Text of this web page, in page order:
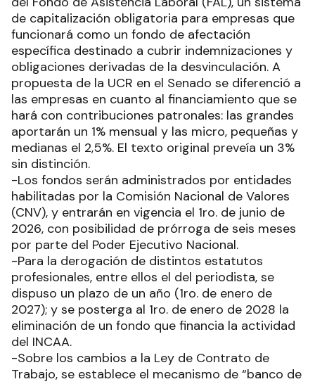
de capitalización obligatoria para empresas que
funcionará como un fondo de afectación
específica destinado a cubrir indemnizaciones y
obligaciones derivadas de la desvinculación. A
propuesta de la UCR en el Senado se diferenció a
las empresas en cuanto al financiamiento que se
hará con contribuciones patronales: las grandes
aportarán un 1% mensual y las micro, pequeñas y
medianas el 2,5%. El texto original preveía un 3%
sin distinción.
-Los fondos serán administrados por entidades
habilitadas por la Comisión Nacional de Valores
(CNV), y entrarán en vigencia el 1ro. de junio de
2026, con posibilidad de prórroga de seis meses
por parte del Poder Ejecutivo Nacional.
-Para la derogación de distintos estatutos
profesionales, entre ellos el del periodista, se
dispuso un plazo de un año (1ro. de enero de
2027); y se posterga al 1ro. de enero de 2028 la
eliminación de un fondo que financia la actividad
del INCAA.
-Sobre los cambios a la Ley de Contrato de
Trabajo, se establece el mecanismo de “banco de